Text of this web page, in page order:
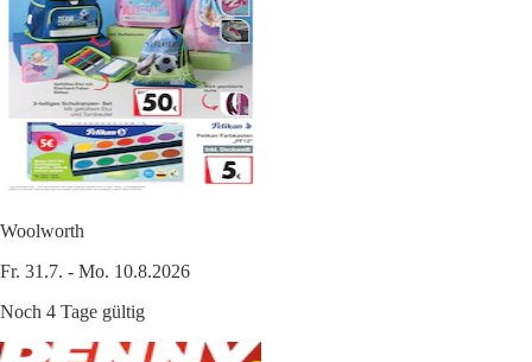
Woolworth
Fr. 31.7. - Mo. 10.8.2026
Noch 4 Tage gültig